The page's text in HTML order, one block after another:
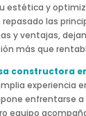
estética y
las
y ventajas,
más que
constructora
experiencia
enfrentarse
equipo